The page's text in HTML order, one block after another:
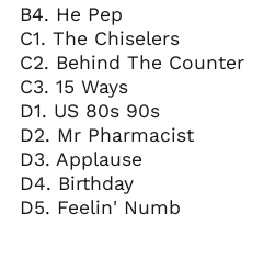
B4. He Pep
C1. The Chiselers
C2. Behind The Counter
C3. 15 Ways
D1. US 80s 90s
D2. Mr Pharmacist
D3. Applause
D4. Birthday
D5. Feelin' Numb